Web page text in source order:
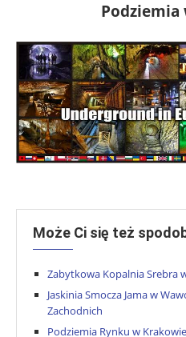
Podziemia
Może Ci się też
Zabytkowa Kopalnia Srebra
Jaskinia Smocza Jama w
Zachodnich
Podziemia Rynku w